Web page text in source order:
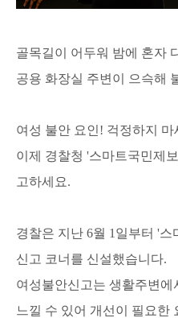
골목길이 어두워 밤에 혼자
공용 화장실 주변이 으슥해
여성 불안 요인! 걱정하지 마
이제 경찰청 '스마트국민제
고하세요.
경찰은 지난 6월 1일부터 '
신고 코너를 신설했습니다.
여성불안신고는 생활주변
느낄 수 있어 개선이 필요한